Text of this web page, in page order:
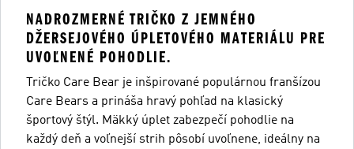
NADROZMERNÉ TRIČKO Z JEMNÉHO
DŽERSEJOVÉHO ÚPLETOVÉHO MATERIÁLU PRE
UVOĽNENÉ POHODLIE.
Tričko Care Bear je inšpirované populárnou franšízou
Care Bears a prináša hravý pohľad na klasický
športový štýl. Mäkký úplet zabezpečí pohodlie na
každý deň a voľnejší strih pôsobí uvoľnene, ideálny na